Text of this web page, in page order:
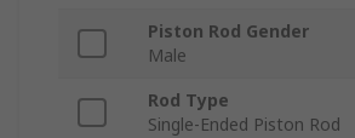
Piston Rod Gender
Male
Rod Type
Single-Ended Piston Rod